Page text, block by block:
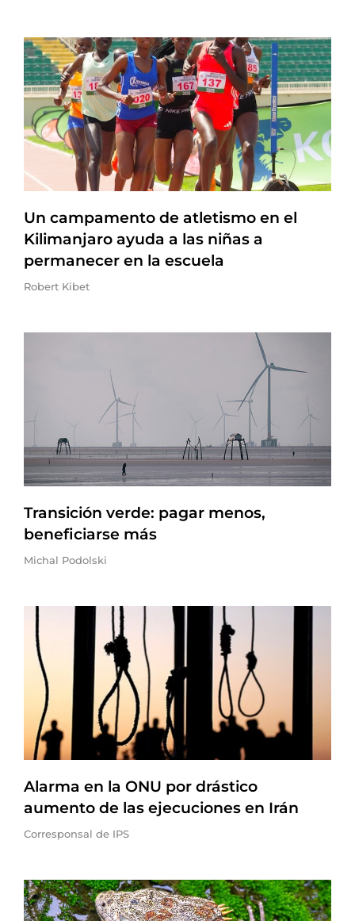
Un campamento de atletismo en el
Kilimanjaro ayuda a las niñas a
permanecer en la escuela
Robert Kibet
Transición verde: pagar menos,
beneficiarse más
Michal Podolski
Alarma en la ONU por drástico
aumento de las ejecuciones en Irán
Corresponsal de IPS